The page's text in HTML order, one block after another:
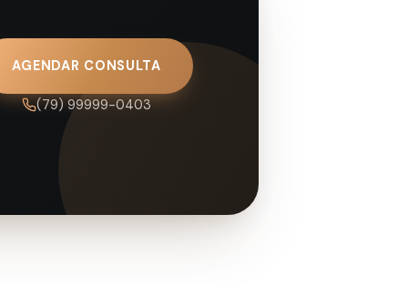
AGENDAR CONSULTA
(79) 99999-0403